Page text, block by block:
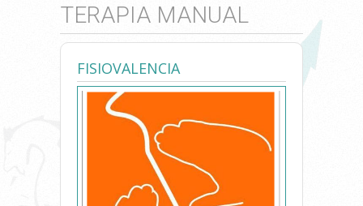
TERAPIA MANUAL
FISIOVALENCIA